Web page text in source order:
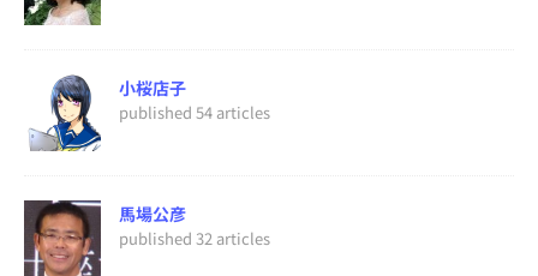
小桜店子
published 54 articles
馬場公彦
published 32 articles